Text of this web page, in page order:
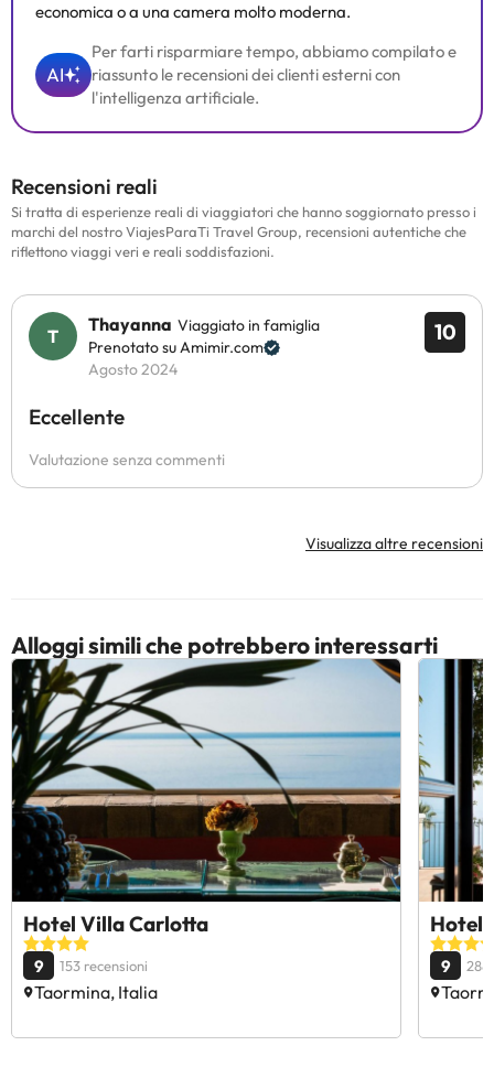
economica o a una camera molto moderna.
AI
Per farti risparmiare tempo, abbiamo compilato e
riassunto le recensioni dei clienti esterni con
l'intelligenza artificiale.
Recensioni reali
Si tratta di esperienze reali di viaggiatori che hanno soggiornato presso i
marchi del nostro ViajesParaTi Travel Group, recensioni autentiche che
riflettono viaggi veri e reali soddisfazioni.
10
Thayanna Viaggiato in famiglia
Prenotato su Amimir.com
Agosto 2024
Eccellente
Valutazione senza commenti
Visualizza altre recensioni
Alloggi simili che potrebbero interessarti
Hotel Villa Carlotta
9 153 recensioni
Taormina, Italia
Hotel
9 288